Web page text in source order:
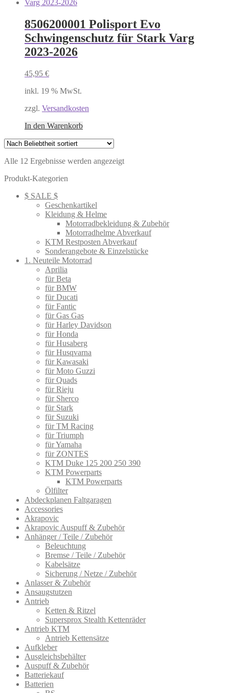
8506200001 Polisport Evo
Schwingenschutz für Stark Varg
2023-2026
45,95 €
inkl. 19 % MwSt.
zzgl. Versandkosten
In den Warenkorb
Alle 12 Ergebnisse werden angezeigtNach
Produkt-Kategorien
$ SALE $
Geschenkartikel
Kleidung & Helme
Motorradbekleidung & Zubehör
Motorradhelme Abverkauf
KTM Restposten Abverkauf
Sonderangebote & Einzelstücke
1. Neuteile Motorrad
Aprilia
für Beta
für BMW
für Ducati
für Fantic
für Gas Gas
für Harley Davidson
für Honda
für Husaberg
für Husqvarna
für Kawasaki
für Moto Guzzi
für Quads
für Rieju
für Sherco
für Stark
für Suzuki
für TM Racing
für Triumph
für Yamaha
für ZONTES
KTM Duke 125 200 250 390
KTM Powerparts
KTM Powerparts
Ölfilter
Abdeckplanen Faltgaragen
Accessories
Akrapovic
Akrapovic Auspuff & Zubehör
Anhänger / Teile / Zubehör
Beleuchtung
Bremse / Teile / Zubehör
Kabelsätze
Sicherung / Netze / Zubehör
Anlasser & Zubehör
Ansaugstutzen
Antrieb
Ketten & Ritzel
Supersprox Stealth Kettenräder
Antrieb KTM
Antrieb Kettensätze
Aufkleber
Ausgleichsbehälter
Auspuff & Zubehör
Batteriekauf
Batterien